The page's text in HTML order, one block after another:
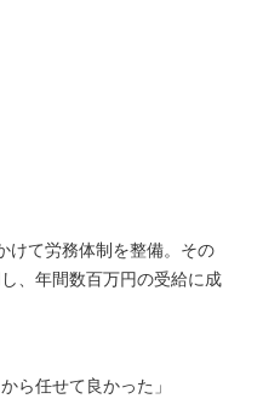
けて労務体制を整備。その
、年間数百万円の受給に成
ら任せて良かった」